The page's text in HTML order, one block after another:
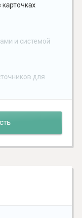
и системой
для